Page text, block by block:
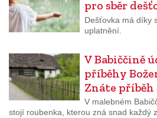
pro sběr
Dešťovka má díky
uplatnění.
V Babiččině
příběhy
Znáte
V malebném
stojí roubenka, kterou zná snad každý